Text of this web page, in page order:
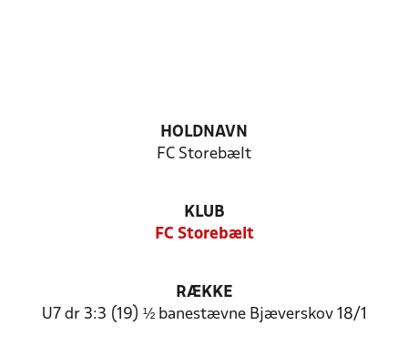
HOLDNAVN
FC Storebælt
KLUB
FC Storebælt
RÆKKE
U7 dr 3:3 (19) ½ banestævne Bjæverskov 18/1